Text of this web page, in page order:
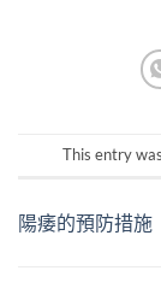
This entry
陽痿的預防措施